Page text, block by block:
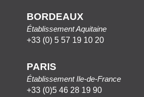
BORDEAUX
Établissement Aquitaine
+33 (0) 5 57 19 10 20
PARIS
Établissement Ile-de-France
+33 (0)5 46 28 19 90